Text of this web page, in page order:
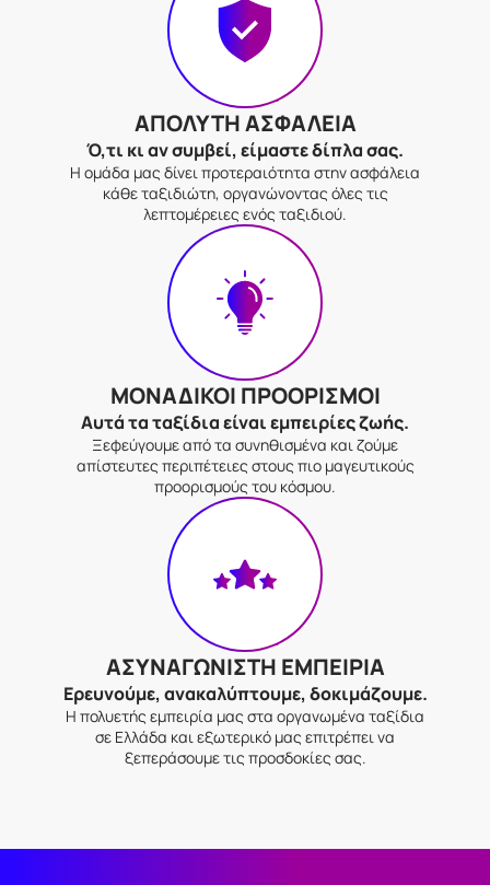
ΑΠΟΛΥΤΗ ΑΣΦΑΛΕΙΑ
Ό,τι κι αν συμβεί, είμαστε δίπλα σας.
Η ομάδα μας δίνει προτεραιότητα στην ασφάλεια
κάθε ταξιδιώτη, οργανώνοντας όλες τις
λεπτομέρειες ενός ταξιδιού.
ΜΟΝΑΔΙΚΟΙ ΠΡΟΟΡΙΣΜΟΙ
Αυτά τα ταξίδια είναι εμπειρίες ζωής.
Ξεφεύγουμε από τα συνηθισμένα και ζούμε
απίστευτες περιπέτειες στους πιο μαγευτικούς
προορισμούς του κόσμου.
ΑΣΥΝΑΓΩΝΙΣΤΗ ΕΜΠΕΙΡΙΑ
Ερευνούμε, ανακαλύπτουμε, δοκιμάζουμε.
Η πολυετής εμπειρία μας στα οργανωμένα ταξίδια
σε Ελλάδα και εξωτερικό μας επιτρέπει να
ξεπεράσουμε τις προσδοκίες σας.